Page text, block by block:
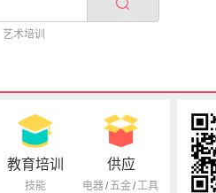
艺术培训
教育培训
技能
供应
电器/五金/工具